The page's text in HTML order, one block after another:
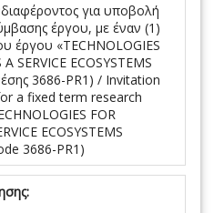
για υποβολή
έργου, με έναν (1)
έργου «TECHNOLOGIES
SERVICE ECOSYSTEMS
3686-PR1) / Invitation
a fixed term research
FOR
ECOSYSTEMS
3686-PR1)